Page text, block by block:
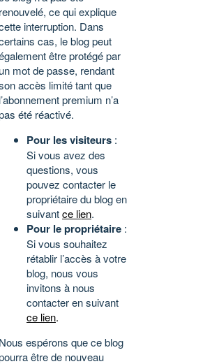
renouvelé, ce qui explique
interruption. Dans
cas, le blog peut
être protégé par
un mot de passe, rendant
accès limité tant que
l’abonnement premium n’a
été réactivé.
Pour les visiteurs :
Si vous avez des
questions, vous
pouvez contacter le
propriétaire du blog en
suivantce lien.
Pour le propriétaire :
Si vous souhaitez
rétablir l’accès à votre
blog, nous vous
invitons à nous
contacter en suivant
ce lien.
Nous espérons que ce blog
être de nouveau